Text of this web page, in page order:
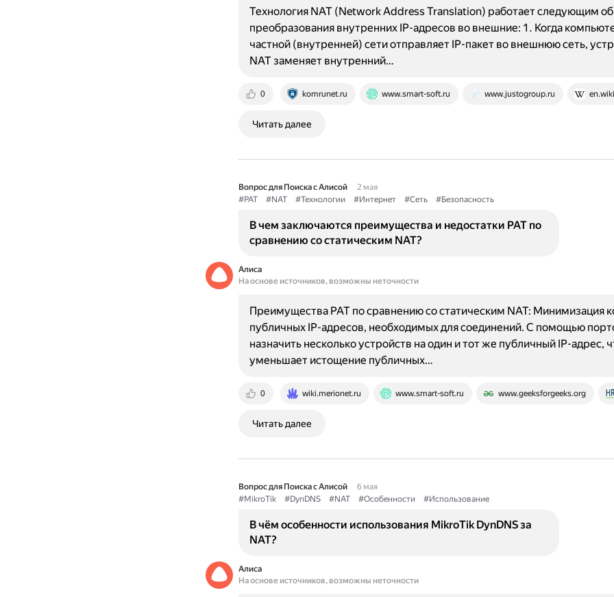
0 komrunet.ru www.smart-soft.ru www.justogroup.ru
Технология NAT (Network Address Translation) работает следующим
преобразования внутренних IP-адресов во внешние: 1. Когда
частной (внутренней) сети отправляет IP-пакет во внешнюю сеть,
NAT заменяет внутренний…
Читать далее
Вопрос для Поиска с Алисой
2 мая
#PAT
#NAT #Технологии #Интернет #Сеть #Безопасность
В чем заключаются преимущества и недостатки PAT по
сравнению со статическим NAT?
Алиса
На основе источников, возможны неточности
0 wiki.merionet.ru www.smart-soft.ru www.geeksforgeeks.org
Преимущества PAT по сравнению со статическим NAT: Минимизация
публичных IP-адресов, необходимых для соединений. С помощью
назначить несколько устройств на один и тот же публичный IP-адрес,
уменьшает истощение публичных…
Читать далее
Вопрос для Поиска с Алисой
6 мая
#MikroTik
#DynDNS #NAT #Особенности #Использование
В чём особенности использования MikroTik DynDNS за
NAT?
Алиса
На основе источников, возможны неточности